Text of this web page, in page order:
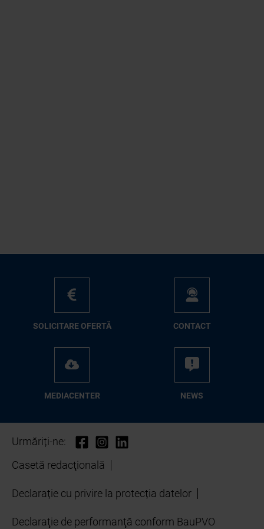
SO­LI­CI­TA­RE OFER­TĂ CON­TA­CT
ME­D­IA­CEN­TER NEWS
Urmăriți-ne:
Casetă redacţională
Declarație cu privire la protecția datelor
Declaraţie de performanţă conform BauPVO